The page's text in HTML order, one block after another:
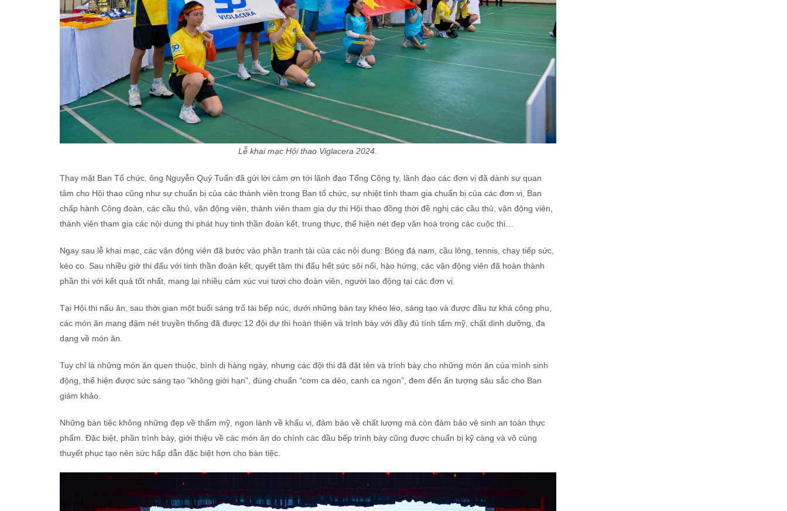
Lễ khai mạc Hội thao Viglacera 2024.
Thay mặt Ban Tổ chức, ông Nguyễn Quý Tuấn đã gửi lời cảm ơn tới lãnh đạo Tổng Công ty, lãnh đạo các đơn vị đã dành sự quan
tâm cho Hội thao cũng như sự chuẩn bị của các thành viên trong Ban tổ chức, sự nhiệt tình tham gia chuẩn bị của các đơn vị, Ban
chấp hành Công đoàn, các cầu thủ, vận động viên, thành viên tham gia dự thi Hội thao đồng thời đề nghị các cầu thủ, vận động viên,
thành viên tham gia các nội dung thi phát huy tinh thần đoàn kết, trung thực, thể hiện nét đẹp văn hoá trong các cuộc thi…
Ngay sau lễ khai mạc, các vận động viên đã bước vào phần tranh tài của các nội dung: Bóng đá nam, cầu lông, tennis, chạy tiếp sức,
kéo co. Sau nhiều giờ thi đấu với tinh thần đoàn kết, quyết tâm thi đấu hết sức sôi nổi, hào hứng, các vận động viên đã hoàn thành
phần thi với kết quả tốt nhất, mang lại nhiều cảm xúc vui tươi cho đoàn viên, người lao động tại các đơn vị.
Tại Hội thi nấu ăn, sau thời gian một buổi sáng trổ tài bếp núc, dưới những bàn tay khéo léo, sáng tạo và được đầu tư khá công phu,
các món ăn mang đậm nét truyền thống đã được 12 đội dự thi hoàn thiện và trình bày với đầy đủ tính tẩm mỹ, chất dinh dưỡng, đa
dạng về món ăn.
Tuy chỉ là những món ăn quen thuộc, bình dị hàng ngày, nhưng các đội thi đã đặt tên và trình bày cho những món ăn của mình sinh
động, thể hiện được sức sáng tạo “không giới hạn”, đúng chuẩn “cơm ca dẻo, canh ca ngon”, đem đến ấn tượng sâu sắc cho Ban
giám khảo.
Những bàn tiệc không những đẹp về thẩm mỹ, ngon lành về khẩu vị, đảm bảo về chất lượng mà còn đảm bảo vệ sinh an toàn thực
phẩm. Đặc biệt, phần trình bày, giới thiệu về các món ăn do chính các đầu bếp trình bày cũng được chuẩn bị kỹ càng và vô cùng
thuyết phục tạo nên sức hấp dẫn đặc biệt hơn cho bàn tiệc.